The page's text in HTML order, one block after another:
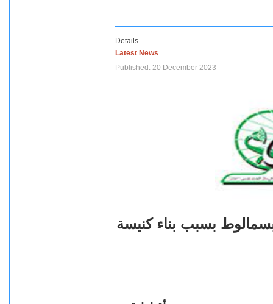
Details
Latest News
Published: 20 December 2023
بسبب بناء كنيسة